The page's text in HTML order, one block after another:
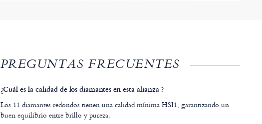
PREGUNTAS FRECUENTES
¿Cuál es la calidad de los diamantes en esta alianza ?
Los 11 diamantes redondos tienen una calidad mínima HSI1, garantizando un
buen equilibrio entre brillo y pureza.